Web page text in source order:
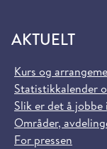
AKTUELT
Kurs og
Statistikkalender
Slik er det å
Områder,
For pressen